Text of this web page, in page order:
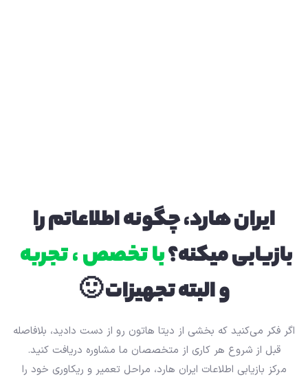
ایران هارد، چگونه اطلاعاتم را
بازیابی میکنه؟با تخصص ، تجربه
و البته تجهیزات 🙂
اگر فکر می‌کنید که بخشی از دیتا هاتون رو از دست دادید، بلافاصله
قبل از شروع هر کاری از متخصصان ما مشاوره دریافت کنید.
مرکز بازیابی اطلاعات ایران هارد، مراحل تعمیر و ریکاوری خود را